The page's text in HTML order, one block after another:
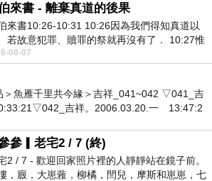
來書 - 離棄真道的後果
來書10:26-10:31 10:26因為我們得知真道以
若故意犯罪、贖罪的祭就再沒有了． 10:27惟
懼等候審判和那燒滅眾敵人的烈火
08-07
＞魚雁千里共今緣＞吉祥_041~042 ▽041_吉
吉祥。2006.03.20.一 13:47:2
參▎老宅2 / 7 (終)
2 / 7 - 歡迎回家照片裡的人靜靜站在鏡子前。
，廄，大崽蕥，柳橘，閆兒，摩斯和崽崽，七